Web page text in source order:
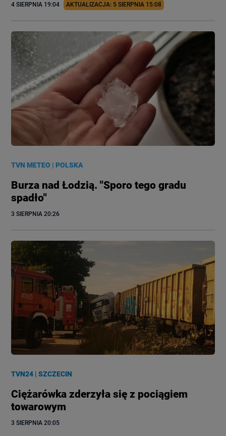
4 SIERPNIA 19:04 AKTUALIZACJA: 5 SIERPNIA 15:08
TVN METEO |POLSKA
Burza nad Łodzią. "Sporo tego gradu
spadło"
3 SIERPNIA 20:26
TVN24 |SZCZECIN
Ciężarówka zderzyła się z pociągiem
towarowym
3 SIERPNIA 20:05